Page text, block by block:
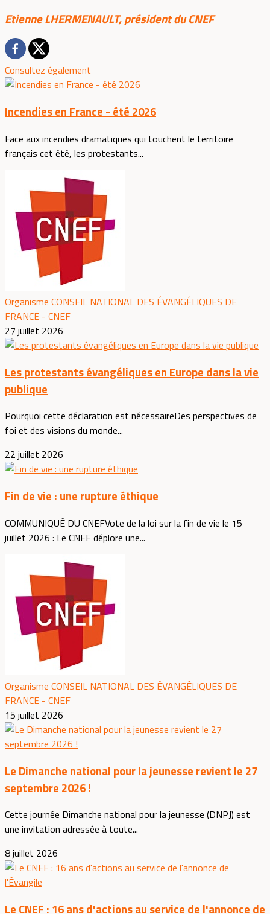
Etienne LHERMENAULT, président du CNEF
Consultez également
Incendies en France - été 2026
Face aux incendies dramatiques qui touchent le territoire
français cet été, les protestants...
Organisme CONSEIL NATIONAL DES ÉVANGÉLIQUES DE
FRANCE - CNEF
27 juillet 2026
Les protestants évangéliques en Europe dans la vie
publique
Pourquoi cette déclaration est nécessaireDes perspectives de
foi et des visions du monde...
22 juillet 2026
Fin de vie : une rupture éthique
COMMUNIQUÉ DU CNEFVote de la loi sur la fin de vie le 15
juillet 2026 : Le CNEF déplore une...
Organisme CONSEIL NATIONAL DES ÉVANGÉLIQUES DE
FRANCE - CNEF
15 juillet 2026
Le Dimanche national pour la jeunesse revient le 27
septembre 2026 !
Cette journée Dimanche national pour la jeunesse (DNPJ) est
une invitation adressée à toute...
8 juillet 2026
Le CNEF : 16 ans d'actions au service de l'annonce de